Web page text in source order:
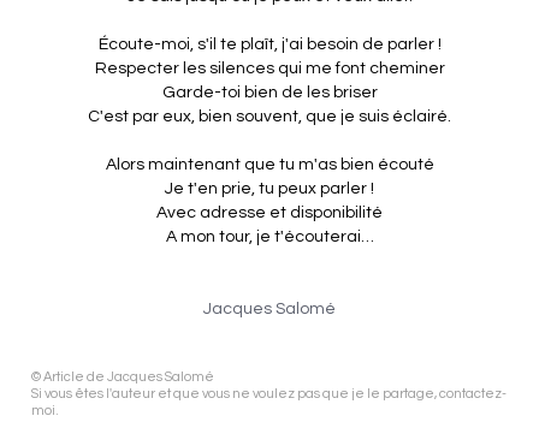
Écoute-moi, s'il te plaît, j'ai besoin de parler !
Respecter les silences qui me font cheminer
Garde-toi bien de les briser
C'est par eux, bien souvent, que je suis éclairé.
Alors maintenant que tu m'as bien écouté
Je t'en prie, tu peux parler !
Avec adresse et disponibilité
A mon tour, je t'écouterai…
Jacques Salomé
© Article de Jacques Salomé
Si vous êtes l'auteur et que vous ne voulez pas que je le partage, contactez-
moi.